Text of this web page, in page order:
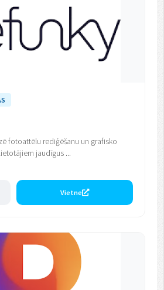
fotoattēlu rediģēšanu un grafisko
jaudīgus ...
Vietne